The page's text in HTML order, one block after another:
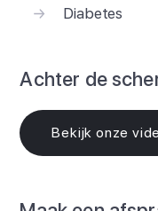
Diabetes
Achter de
Bekijk onze